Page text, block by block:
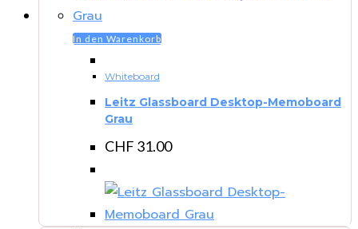
In den Warenkorb
Whiteboard
Leitz Glassboard Desktop-Memoboard
Grau
CHF 31.00